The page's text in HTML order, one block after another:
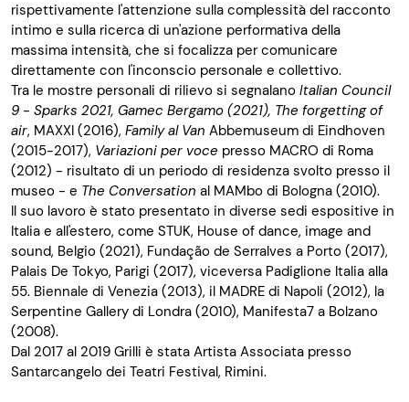
rispettivamente l'attenzione sulla complessità del racconto
intimo e sulla ricerca di un'azione performativa della
massima intensità, che si focalizza per comunicare
direttamente con l'inconscio personale e collettivo.
Tra le mostre personali di rilievo si segnalano Italian Council
9 - Sparks 2021, Gamec Bergamo (2021), The forgetting of
air, MAXXI (2016), Family al Van Abbemuseum di Eindhoven
(2015-2017), Variazioni per voce presso MACRO di Roma
(2012) - risultato di un periodo di residenza svolto presso il
museo - e The Conversation al MAMbo di Bologna (2010).
Il suo lavoro è stato presentato in diverse sedi espositive in
Italia e all'estero, come STUK, House of dance, image and
sound, Belgio (2021), Fundação de Serralves a Porto (2017),
Palais De Tokyo, Parigi (2017), viceversa Padiglione Italia alla
55. Biennale di Venezia (2013), il MADRE di Napoli (2012), la
Serpentine Gallery di Londra (2010), Manifesta7 a Bolzano
(2008).
Dal 2017 al 2019 Grilli è stata Artista Associata presso
Santarcangelo dei Teatri Festival, Rimini.